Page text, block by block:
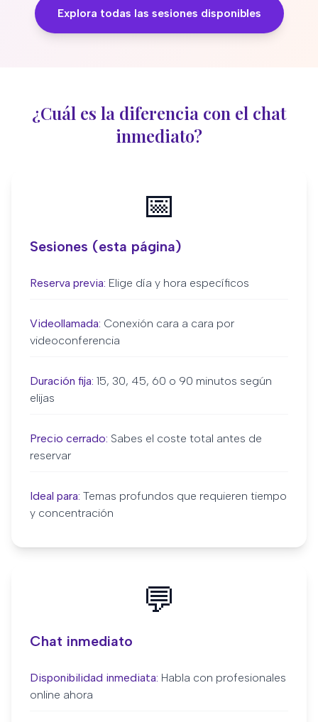
Explora todas las sesiones disponibles
¿Cuál es la diferencia con el chat
inmediato?
📅
Sesiones (esta página)
Reserva previa: Elige día y hora específicos
Videollamada: Conexión cara a cara por
videoconferencia
Duración fija: 15, 30, 45, 60 o 90 minutos según
elijas
Precio cerrado: Sabes el coste total antes de
reservar
Ideal para: Temas profundos que requieren tiempo
y concentración
💬
Chat inmediato
Disponibilidad inmediata: Habla con profesionales
online ahora